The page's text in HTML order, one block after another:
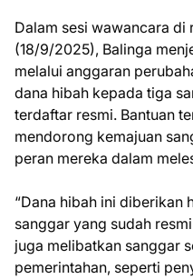
Dalam sesi wawancara di
(18/9/2025), Balinga
melalui anggaran
dana hibah kepada tiga
terdaftar resmi. Bantuan
mendorong kemajuan
peran mereka dalam
“Dana hibah ini diberikan
sanggar yang sudah
juga melibatkan sanggar
pemerintahan, seperti